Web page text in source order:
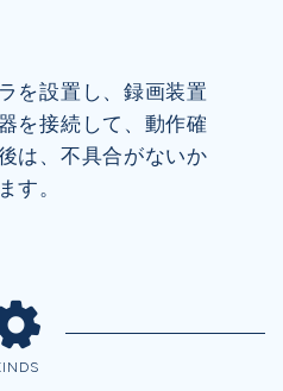
を設置し、録画装置
を接続して、動作確
は、不具合がないか
す。